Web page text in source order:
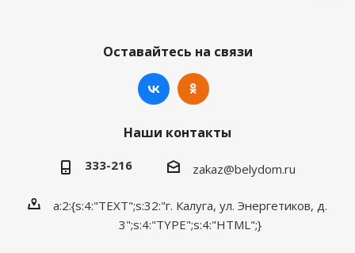
Оставайтесь на связи
Наши контакты
333-216 zakaz@belydom.ru
a:2:{s:4:"TEXT";s:32:"г. Калуга, ул. Энергетиков, д.
3";s:4:"TYPE";s:4:"HTML";}